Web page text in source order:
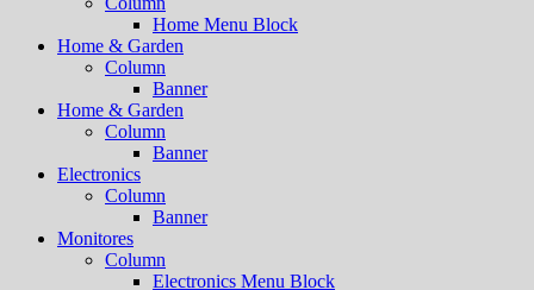
Home Menu Block
Home & Garden
Column
Banner
Home & Garden
Column
Banner
Electronics
Column
Banner
Monitores
Column
Electronics Menu Block